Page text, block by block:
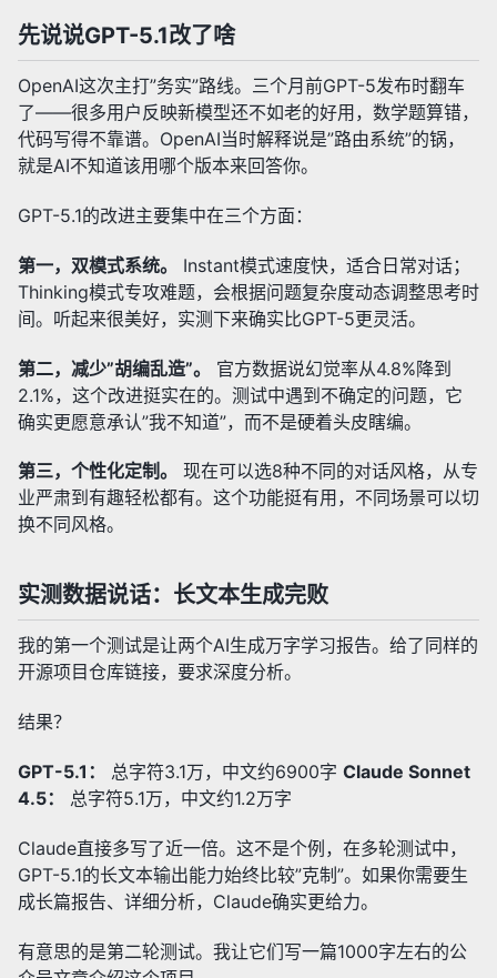
先说说GPT-5.1改了啥
OpenAI这次主打”务实”路线。三个月前GPT-5发布时翻车
了——很多用户反映新模型还不如老的好用，数学题算错，
代码写得不靠谱。OpenAI当时解释说是”路由系统”的锅，
就是AI不知道该用哪个版本来回答你。
GPT-5.1的改进主要集中在三个方面：
第一，双模式系统。
Instant模式速度快，适合日常对话；
Thinking模式专攻难题，会根据问题复杂度动态调整思考时
间。听起来很美好，实测下来确实比GPT-5更灵活。
第二，减少”胡编乱造”。
官方数据说幻觉率从4.8%降到
2.1%，这个改进挺实在的。测试中遇到不确定的问题，它
确实更愿意承认”我不知道”，而不是硬着头皮瞎编。
第三，个性化定制。
现在可以选8种不同的对话风格，从专
业严肃到有趣轻松都有。这个功能挺有用，不同场景可以切
换不同风格。
实测数据说话：长文本生成完败
我的第一个测试是让两个AI生成万字学习报告。给了同样的
开源项目仓库链接，要求深度分析。
结果？
GPT-5.1： 总字符3.1万，中文约6900字 Claude Sonnet
4.5：
总字符5.1万，中文约1.2万字
Claude直接多写了近一倍。这不是个例，在多轮测试中，
GPT-5.1的长文本输出能力始终比较”克制”。如果你需要生
成长篇报告、详细分析，Claude确实更给力。
有意思的是第二轮测试。我让它们写一篇1000字左右的公